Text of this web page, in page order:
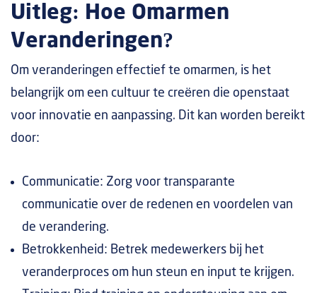
Uitleg: Hoe Omarmen
Veranderingen?
Om veranderingen effectief te omarmen, is het
belangrijk om een cultuur te creëren die openstaat
voor innovatie en aanpassing. Dit kan worden bereikt
door:
Communicatie: Zorg voor transparante
communicatie over de redenen en voordelen van
de verandering.
Betrokkenheid: Betrek medewerkers bij het
veranderproces om hun steun en input te krijgen.